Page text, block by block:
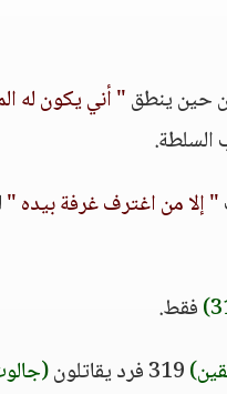
حين ينطق" أني يكون له
" إلا من اغترف غرفة بيده "
فقط.